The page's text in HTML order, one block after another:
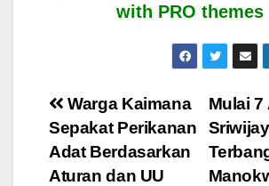
with PRO themes
Post
navigation
Mulai 7
Warga Kaimana
Sepakat Perikanan
Adat Berdasarkan
Aturan dan UU